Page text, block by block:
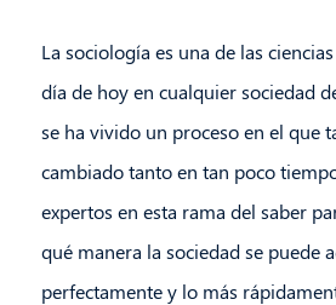
La sociología es una de las
día de hoy en cualquier sociedad
se ha vivido un proceso en el que
cambiado tanto en tan poco
expertos en esta rama del saber
qué manera la sociedad se puede
perfectamente y lo más